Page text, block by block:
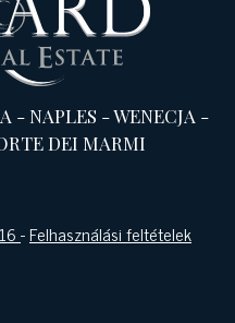
-NAPLES -WENECJA -
DEI MARMI
-Felhasználási feltételek